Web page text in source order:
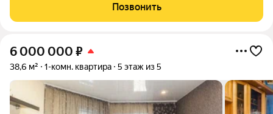
изолированные, санузел раздельный, имеется застекленный
балкон. Установлены
Позвонить
6 000 000 ₽
38,6 м² 1-комн. квартира 5 этаж из 5